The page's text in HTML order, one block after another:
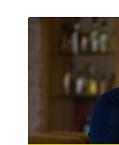
sogar belohnt.